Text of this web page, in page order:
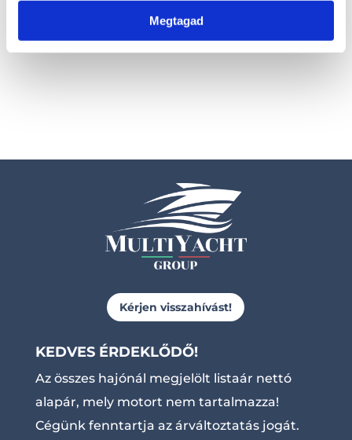
Megtagad
Kérjen visszahívást!
KEDVES ÉRDEKLŐDŐ!
Az összes hajónál megjelölt listaár nettó
alapár, mely motort nem tartalmazza!
Cégünk fenntartja az árváltoztatás jogát.